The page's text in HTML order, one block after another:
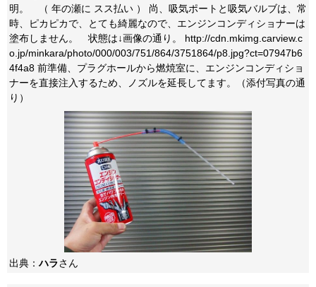
明。 （ 年の瀬に スス払い ） 尚、吸気ポートと吸気バルブは、常
時、ピカピカで、とても綺麗なので、エンジンコンディショナーは
塗布しません。 状態は↓画像の通り。 http://cdn.mkimg.carview.c
o.jp/minkara/photo/000/003/751/864/3751864/p8.jpg?ct=07947b6
4f4a8 前準備、プラグホールから燃焼室に、エンジンコンディショ
ナーを直接注入するため、ノズルを延長してます。（添付写真の通
り）
出典：ハラさん